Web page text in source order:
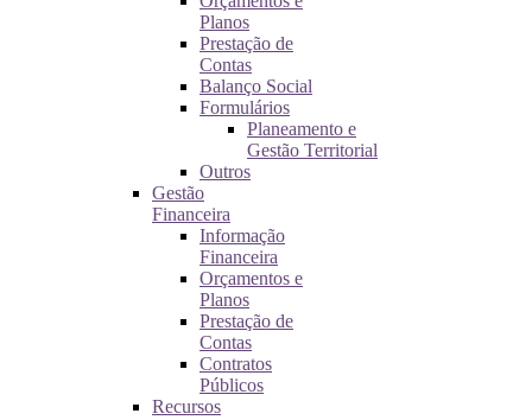
Planos
Prestação de
Contas
Balanço Social
Formulários
Planeamento e
Gestão Territorial
Outros
Gestão
Financeira
Informação
Financeira
Orçamentos e
Planos
Prestação de
Contas
Contratos
Públicos
Recursos